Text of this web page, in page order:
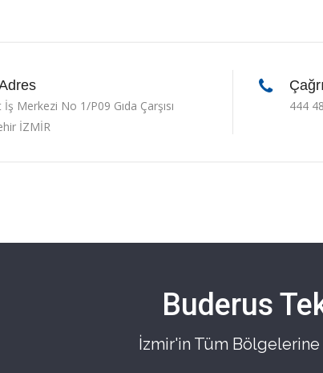
Merkezi No 1/P09 Gıda Çarşısı
İZMİR
444
Buderus
İzmir'in Tüm